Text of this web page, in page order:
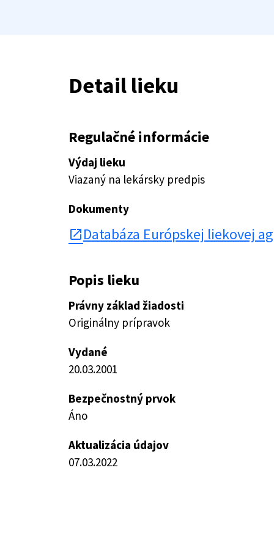
Detail lieku
Regulačné informácie
Výdaj lieku
Viazaný na lekársky predpis
Dokumenty
open_in_new Databáza Európskej liekovej
Popis lieku
Právny základ žiadosti
Originálny prípravok
Vydané
20.03.2001
Bezpečnostný prvok
Áno
Aktualizácia údajov
07.03.2022